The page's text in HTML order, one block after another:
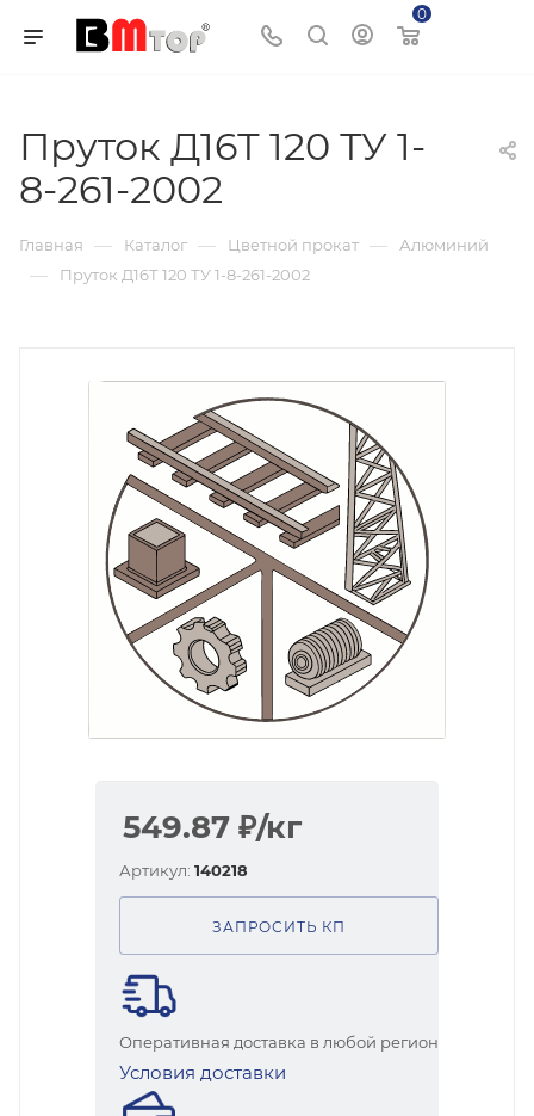
0
Пруток Д16Т 120 ТУ 1-
8-261-2002
Главная — Каталог — Цветной прокат — Алюминий
— Пруток Д16Т 120 ТУ 1-8-261-2002
549.87 ₽/кг
Артикул: 140218
ЗАПРОСИТЬ КП
Оперативная доставка в любой регион
Условия доставки